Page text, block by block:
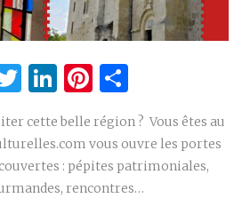
Twitter
LinkedIn
Pinterest
cette belle région ? Vous êtes au
vous ouvre les portes
: pépites patrimoniales,
rencontres…